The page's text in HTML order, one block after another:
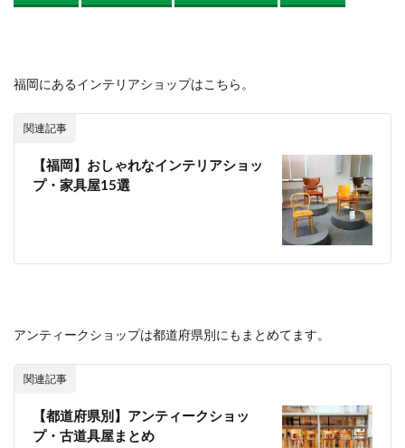
福岡にあるインテリアショップはこちら。
関連記事
【福岡】おしゃれなインテリアショッ
プ・家具屋15選
アンティークショップは都道府県別にもまとめてます。
関連記事
【都道府県別】アンティークショッ
プ・古道具屋まとめ